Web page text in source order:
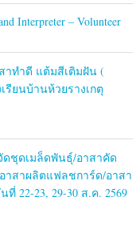
Interpreter – Volunteer
าทำดี แต้มสีเติมฝัน (
รียนบ้านห้วยรางเกตุ
ดชุดเมล็ดพันธุ์/อาสาคัด
าสาผลิตแฟลชการ์ด/อาสา
22-23, 29-30 ส.ค. 2569